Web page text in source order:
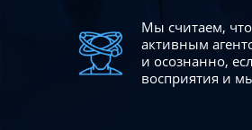
Мы считаем,
активным
и осознанно,
восприятия и